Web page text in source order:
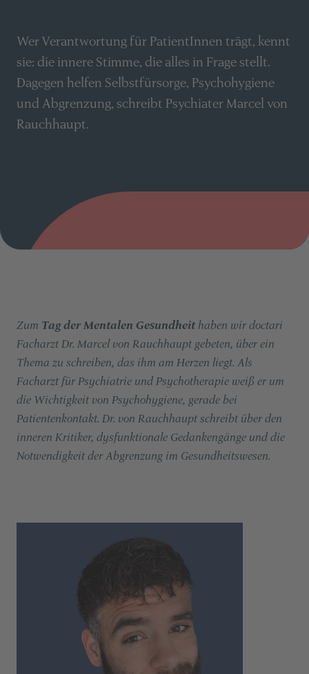
Wer Verantwortung für PatientInnen trägt, kennt
sie: die innere Stimme, die alles in Frage stellt.
Dagegen helfen Selbstfürsorge, Psychohygiene
und Abgrenzung, schreibt Psychiater Marcel von
Rauchhaupt.
Zum Tag der Mentalen Gesundheithaben wir doctari
Facharzt Dr. Marcel von Rauchhaupt gebeten, über ein
Thema zu schreiben, das ihm am Herzen liegt. Als
Facharzt für Psychiatrie und Psychotherapie weiß er um
die Wichtigkeit von Psychohygiene, gerade bei
Patientenkontakt. Dr. von Rauchhaupt schreibt über den
inneren Kritiker, dysfunktionale Gedankengänge und die
Notwendigkeit der Abgrenzung im Gesundheitswesen.